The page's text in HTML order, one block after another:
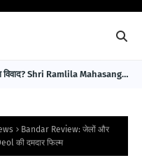
Shri Ramlila Mahasangh
Bandar Review: जेलों और
की दमदार फिल्म